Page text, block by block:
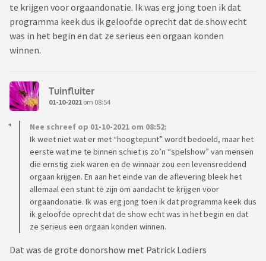
te krijgen voor orgaandonatie. Ik was erg jong toen ik dat
programma keek dus ik geloofde oprecht dat de show echt
was in het begin en dat ze serieus een orgaan konden
winnen.
Tuinfluiter
01-10-2021 om 08:54
Nee schreef op 01-10-2021 om 08:52:
Ik weet niet wat er met “hoogtepunt” wordt bedoeld, maar het
eerste wat me te binnen schiet is zo’n “spelshow” van mensen
die ernstig ziek waren en de winnaar zou een levensreddend
orgaan krijgen. En aan het einde van de aflevering bleek het
allemaal een stunt te zijn om aandacht te krijgen voor
orgaandonatie. Ik was erg jong toen ik dat programma keek dus
ik geloofde oprecht dat de show echt was in het begin en dat
ze serieus een orgaan konden winnen.
Dat was de grote donorshow met Patrick Lodiers